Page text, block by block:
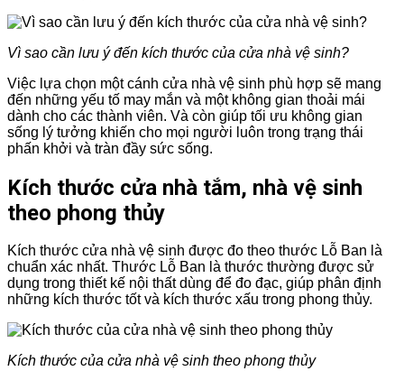
Vì sao cần lưu ý đến kích thước của cửa nhà vệ sinh?
Việc lựa chọn một cánh cửa nhà vệ sinh phù hợp sẽ mang
đến những yếu tố may mắn và một không gian thoải mái
dành cho các thành viên. Và còn giúp tối ưu không gian
sống lý tưởng khiến cho mọi người luôn trong trạng thái
phấn khởi và tràn đầy sức sống.
Kích thước cửa nhà tắm, nhà vệ sinh
theo phong thủy
Kích thước cửa nhà vệ sinh được đo theo thước Lỗ Ban là
chuẩn xác nhất. Thước Lỗ Ban là thước thường được sử
dụng trong thiết kế nội thất dùng để đo đạc, giúp phân định
những kích thước tốt và kích thước xấu trong phong thủy.
Kích thước của cửa nhà vệ sinh theo phong thủy